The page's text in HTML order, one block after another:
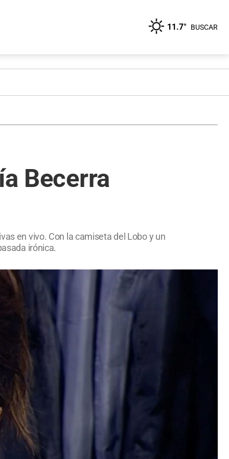
11.7° BUSCAR
Becerra
en vivo. Con la camiseta del Lobo y un
irónica.